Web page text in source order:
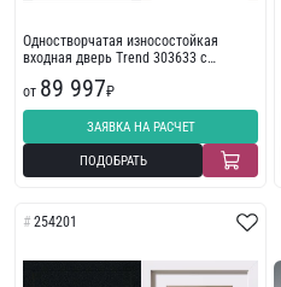
Одностворчатая износостойкая
входная дверь Trend 303633 с
от 89 997₽
ЗАЯВКА НА РАСЧЕТ
ПОДОБРАТЬ
254201